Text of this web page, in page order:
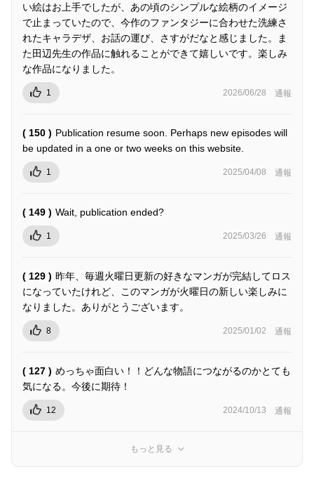
い絵はお上手でしたが、あの頃のシンプルな絵柄のイメージ
で止まっていたので、今作のファンタジーに合わせた洗練さ
れたキャラデザ、お話の運び、さすがだなと感じました。ま
た田辺先生の作品に触れることができて嬉しいです。楽しみ
な作品になりました。
1 2026/06/28 通報
( 150 ) Publication resume soon. Perhaps new episodes will
be updated in a one or two weeks on this website.
1 2025/04/08 通報
( 149 ) Wait, publication ended?
1 2025/03/26 通報
( 129 ) 昨年、毎週火曜日更新の好きなマンガが完結してロス
になっていたけれど、このマンガが火曜日の新しい楽しみに
なりました。ありがとうございます。
8 2025/01/02 通報
( 127 ) めっちゃ面白い！！どんな物語につながるのかとても
気になる。今後に期待！
12 2024/10/13 通報
もっと見る